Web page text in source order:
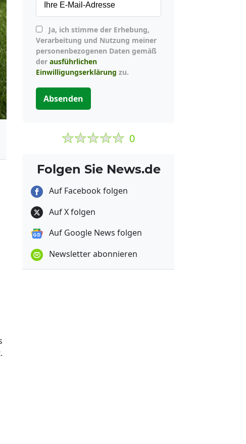
Verarbeitung und Nutzung meiner
personenbezogenen Daten gemäß
der ausführlichen
Einwilligungserklärung zu.
Absenden
0
Folgen Sie News.de
Auf Facebook folgen
Auf X folgen
Auf Google News folgen
Newsletter abonnieren